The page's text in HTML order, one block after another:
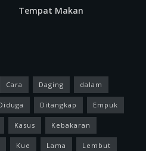
Tempat Makan
Cara Daging dalam
Ditangkap Empuk
Kasus Kebakaran
Kue Lama Lembut